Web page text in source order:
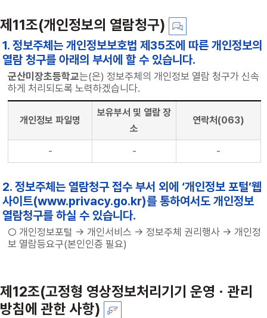
제11조(개인정보의 열람청구)
1. 정보주체는 개인정보보호법 제35조에 따른 개인정보의
열람 청구를 아래의 부서에 할 수 있습니다.
군산미장초등학교는(은) 정보주체의 개인정보 열람 청구가 신속
하게 처리되도록 노력하겠습니다.
개인정보 파일명
보유부서 및 열람 장
소
연락처(063)
- - -
2. 정보주체는 열람청구 접수 부서 외에 ‘개인정보 포털’웹
사이트(www.privacy.go.kr)를 통하여서도 개인정보
열람청구를 하실 수 있습니다.
○ 개인정보포털 → 개인서비스 → 정보주체 권리행사 → 개인정
보 열람등요구(본인인증 필요)
제12조(고정형 영상정보처리기기 운영ㆍ관리
방침에 관한 사항)